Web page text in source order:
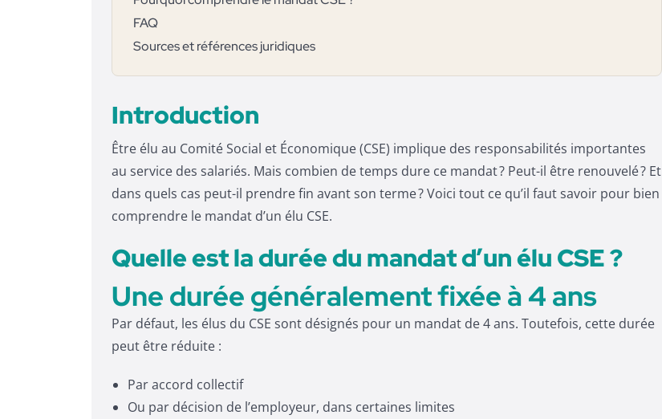
FAQ
Sources et références juridiques
Introduction
Être élu au Comité Social et Économique (CSE) implique des responsabilités importantes
au service des salariés. Mais combien de temps dure ce mandat ? Peut-il être renouvelé ? Et
dans quels cas peut-il prendre fin avant son terme ? Voici tout ce qu’il faut savoir pour bien
comprendre le mandat d’un élu CSE.
Quelle est la durée du mandat d’un élu CSE ?
Une durée généralement fixée à 4 ans
Par défaut, les élus du CSE sont désignés pour un mandat de 4 ans. Toutefois, cette durée
peut être réduite :
Par accord collectif
Ou par décision de l’employeur, dans certaines limites